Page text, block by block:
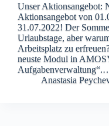
Unser Aktionsangebot:
Aktionsangebot von
31.07.2022! Der
Urlaubstage, aber
Arbeitsplatz zu
neuste Modul in
Anastasia